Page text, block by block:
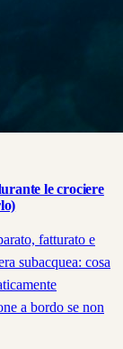
le crociere
fatturato e
subacquea: cosa
a bordo se non